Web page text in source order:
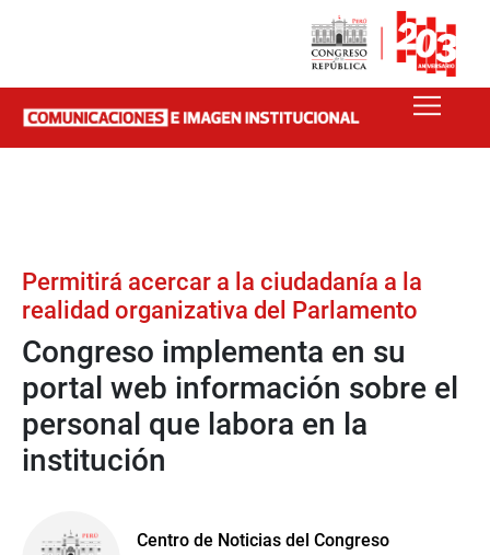
Permitirá acercar a la ciudadanía a la
realidad organizativa del Parlamento
Congreso implementa en su
portal web información sobre el
personal que labora en la
institución
Centro de Noticias del Congreso